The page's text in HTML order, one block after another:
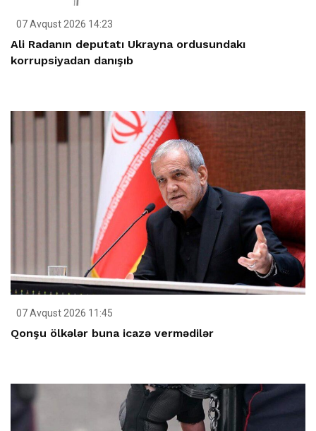
07 Avqust 2026 14:23
Ali Radanın deputatı Ukrayna ordusundakı
korrupsiyadan danışıb
07 Avqust 2026 11:45
Qonşu ölkələr buna icazə vermədilər